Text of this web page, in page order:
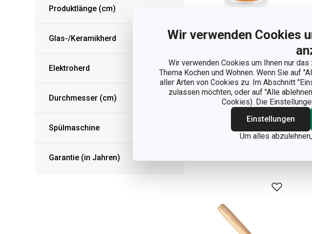
Wir verwenden Cookies
Wir verwenden Cookies um Ihnen nur
Thema Kochen und Wohnen. Wenn Sie auf
aller Arten von Cookies zu. Im Abschnitt
zulassen möchten, oder auf "Alle
Cookies). Die
Einstellungen
Um alles
Produktlänge (cm)
Glas-/Keramikherd
Elektroherd
Durchmesser (cm)
Spülmaschine
Garantie (in Jahren)
Hefeteigschüssel
mit Gelkissen
DELÍCIA ø 26 cm
39,90 €
Warenkorb